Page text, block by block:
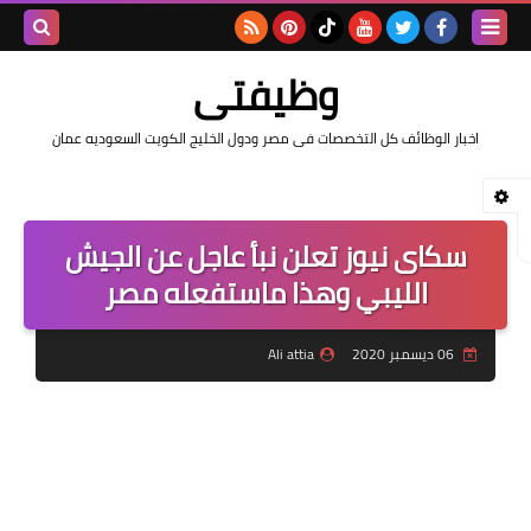
وظيفتى
اخبار الوظائف كل التخصصات فى مصر ودول الخليج الكويت السعوديه عمان
سكاى نيوز تعلن نبأ عاجل عن الجيش
الليبي وهذا ماستفعله مصر
06 ديسمبر 2020 Ali attia